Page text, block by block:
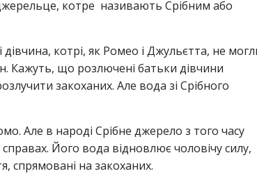
котре називають Срібним або
котрі, як Ромео і Джульєтта, не
Кажуть, що розлючені батьки дівчини
закоханих. Але вода зі Срібного
Але в народі Срібне джерело з того часу
Його вода відновлює чоловічу силу,
спрямовані на закоханих.